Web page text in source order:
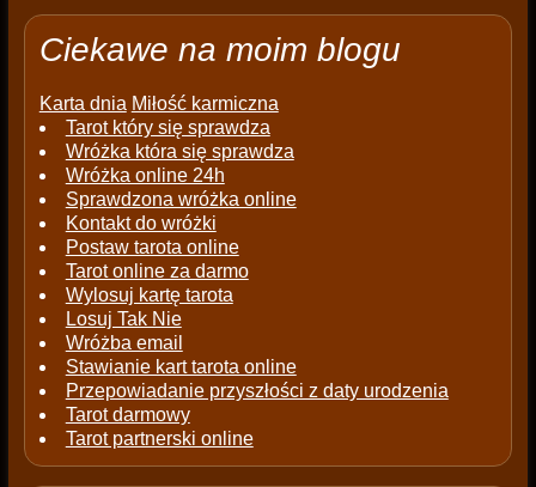
Ciekawe na moim blogu
Karta dnia Miłość karmiczna
Tarot który się sprawdza
Wróżka która się sprawdza
Wróżka online 24h
Sprawdzona wróżka online
Kontakt do wróżki
Postaw tarota online
Tarot online za darmo
Wylosuj kartę tarota
Losuj Tak Nie
Wróżba email
Stawianie kart tarota online
Przepowiadanie przyszłości z daty urodzenia
Tarot darmowy
Tarot partnerski online